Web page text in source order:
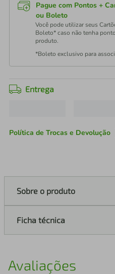
Pague com Pontos +
ou Boleto
Você pode utilizar seus
Boleto* caso não tenha
produto.
*Boleto exclusivo para
Entrega
Política de Trocas e Devolução
Sobre o produto
Ficha técnica
Avaliações